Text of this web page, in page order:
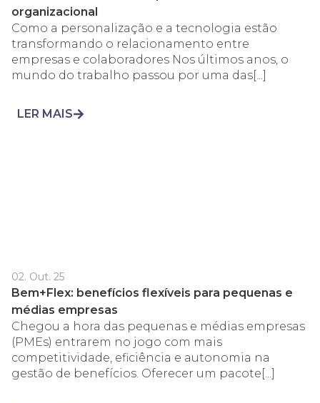
organizacional
Como a personalização e a tecnologia estão
transformando o relacionamento entre
empresas e colaboradores Nos últimos anos, o
mundo do trabalho passou por uma das[...]
LER MAIS
02. Out. 25
Bem+Flex: benefícios flexíveis para pequenas e
médias empresas
Chegou a hora das pequenas e médias empresas
(PMEs) entrarem no jogo com mais
competitividade, eficiência e autonomia na
gestão de benefícios. Oferecer um pacote[...]